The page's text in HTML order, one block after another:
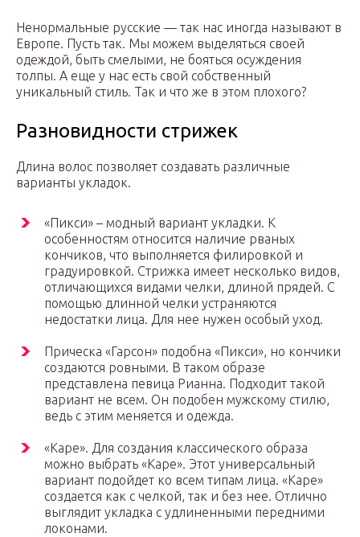
Ненормальные русские — так нас иногда называют в
Европе. Пусть так. Мы можем выделяться своей
одеждой, быть смелыми, не бояться осуждения
толпы. А еще у нас есть свой собственный
уникальный стиль. Так и что же в этом плохого?
Разновидности стрижек
Длина волос позволяет создавать различные
варианты укладок.
«Пикси» – модный вариант укладки. К
особенностям относится наличие рваных
кончиков, что выполняется филировкой и
градуировкой. Стрижка имеет несколько видов,
отличающихся видами челки, длиной прядей. С
помощью длинной челки устраняются
недостатки лица. Для нее нужен особый уход.
Прическа «Гарсон» подобна «Пикси», но кончики
создаются ровными. В таком образе
представлена певица Рианна. Подходит такой
вариант не всем. Он подобен мужскому стилю,
ведь с этим меняется и одежда.
«Каре». Для создания классического образа
можно выбрать «Каре». Этот универсальный
вариант подойдет ко всем типам лица. «Каре»
создается как с челкой, так и без нее. Отлично
выглядит укладка с удлиненными передними
локонами.